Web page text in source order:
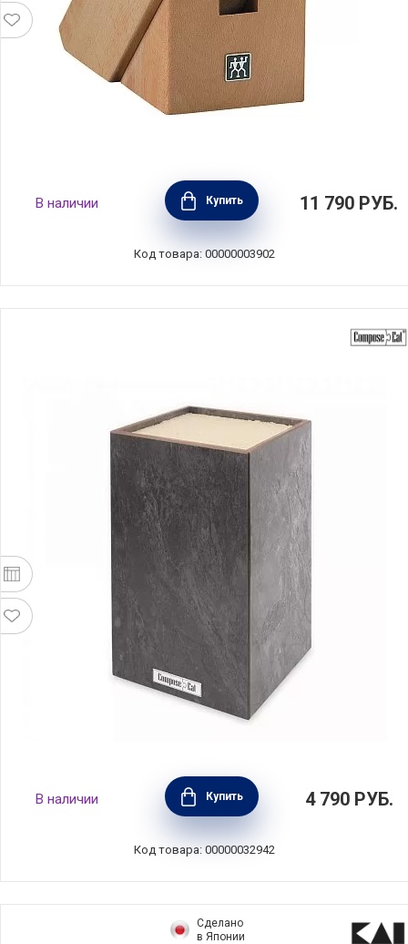
Подставка для ножей на 7 предметов, бук,
Zwilling J.A. Henckels, 35149-400
В наличии Купить 11 790 РУБ.
Код товара: 00000003902
Подставка для кухонных ножей 12х12х24
см, цвет эвора серая, композитный
материал, ComposeEat, PDN120402KL6
В наличии Купить 4 790 РУБ.
Код товара: 00000032942
Сделано
в Японии